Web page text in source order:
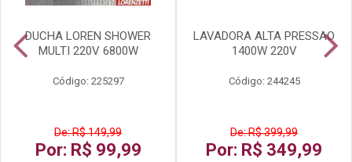
DUCHA LOREN SHOWER
MULTI 220V 6800W
Código: 225297
De: R$ 149,99
Por: R$ 99,99
LAVADORA ALTA PRESSAO
1400W 220V
Código: 244245
De: R$ 399,99
Por: R$ 349,99